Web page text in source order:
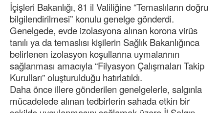
İçişleri Bakanlığı, 81 il Valiliğine “Temaslıların doğru
bilgilendirilmesi” konulu genelge gönderdi.
Genelgede, evde izolasyona alınan korona virüs
tanılı ya da temaslısı kişilerin Sağlık Bakanlığınca
belirlenen izolasyon koşullarına uymalarının
sağlanması amacıyla “Filyasyon Çalışmaları Takip
Kurulları” oluşturulduğu hatırlatıldı.
Daha önce illere gönderilen genelgelerle, salgınla
mücadelede alınan tedbirlerin sahada etkin bir